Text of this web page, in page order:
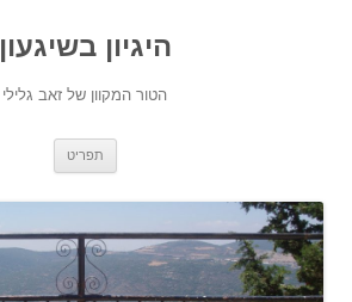
היגיון בשיגעון
הטור המקוון של זאב גלילי
תפריט